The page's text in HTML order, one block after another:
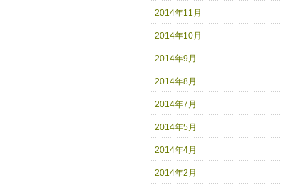
2014年11月
2014年10月
2014年9月
2014年8月
2014年7月
2014年5月
2014年4月
2014年2月